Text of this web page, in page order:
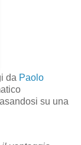
da Paolo
su una